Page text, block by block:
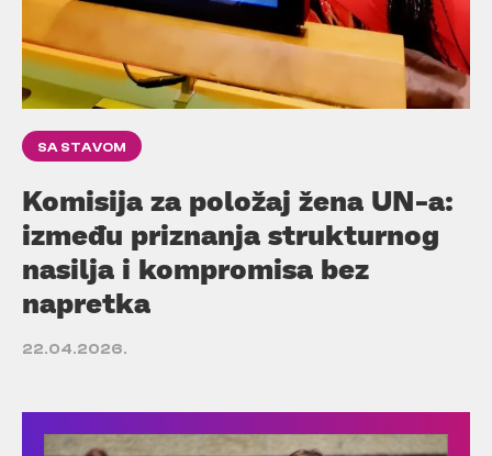
SA STAVOM
Komisija za položaj žena UN-a:
između priznanja strukturnog
nasilja i kompromisa bez
napretka
22.04.2026.